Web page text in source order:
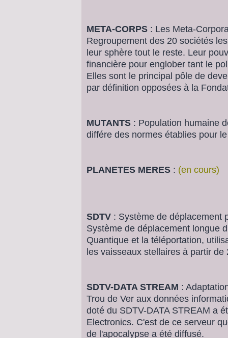
META-CORPS : Les Meta-
Regroupement des 20 sociétés
leur sphère tout le reste. Leur
financière pour englober tant le
Elles sont le principal pôle de
par définition opposées à la
MUTANTS : Population humaine
différe des normes établies pour
PLANETES MERES : (en cours)
SDTV : Système de déplacement
Système de déplacement longue
Quantique et la téléportation,
les vaisseaux stellaires à partir de
SDTV-DATA STREAM :
Trou de Ver aux données
doté du SDTV-DATA STREAM a
Electronics. C'est de ce serveur
de l'apocalypse a été diffusé.